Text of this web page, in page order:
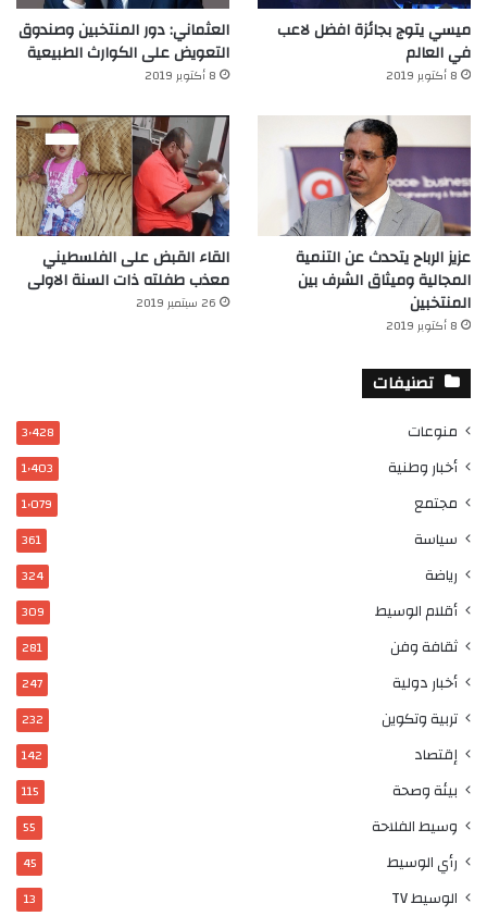
ميسي يتوج بجائزة افضل لاعب
في العالم‎
8 أكتوبر 2019
العثماني: دور المنتخبين وصندوق
التعويض على الكوارث الطبيعية
8 أكتوبر 2019
عزيز الرباح يتحدث عن التنمية
المجالية وميثاق الشرف بين
المنتخبين
8 أكتوبر 2019
القاء القبض على الفلسطيني
معذب طفلته ذات السنة الاولى
26 سبتمبر 2019
تصنيفات
منوعات 3٬428
أخبار وطنية 1٬403
مجتمع 1٬079
سياسة 361
رياضة 324
أقلام الوسيط 309
ثقافة وفن 281
أخبار دولية 247
تربية وتكوين 232
إقتصاد 142
بيئة وصحة 115
وسيط الفلاحة 55
رأي الوسيط 45
الوسيط TV 13